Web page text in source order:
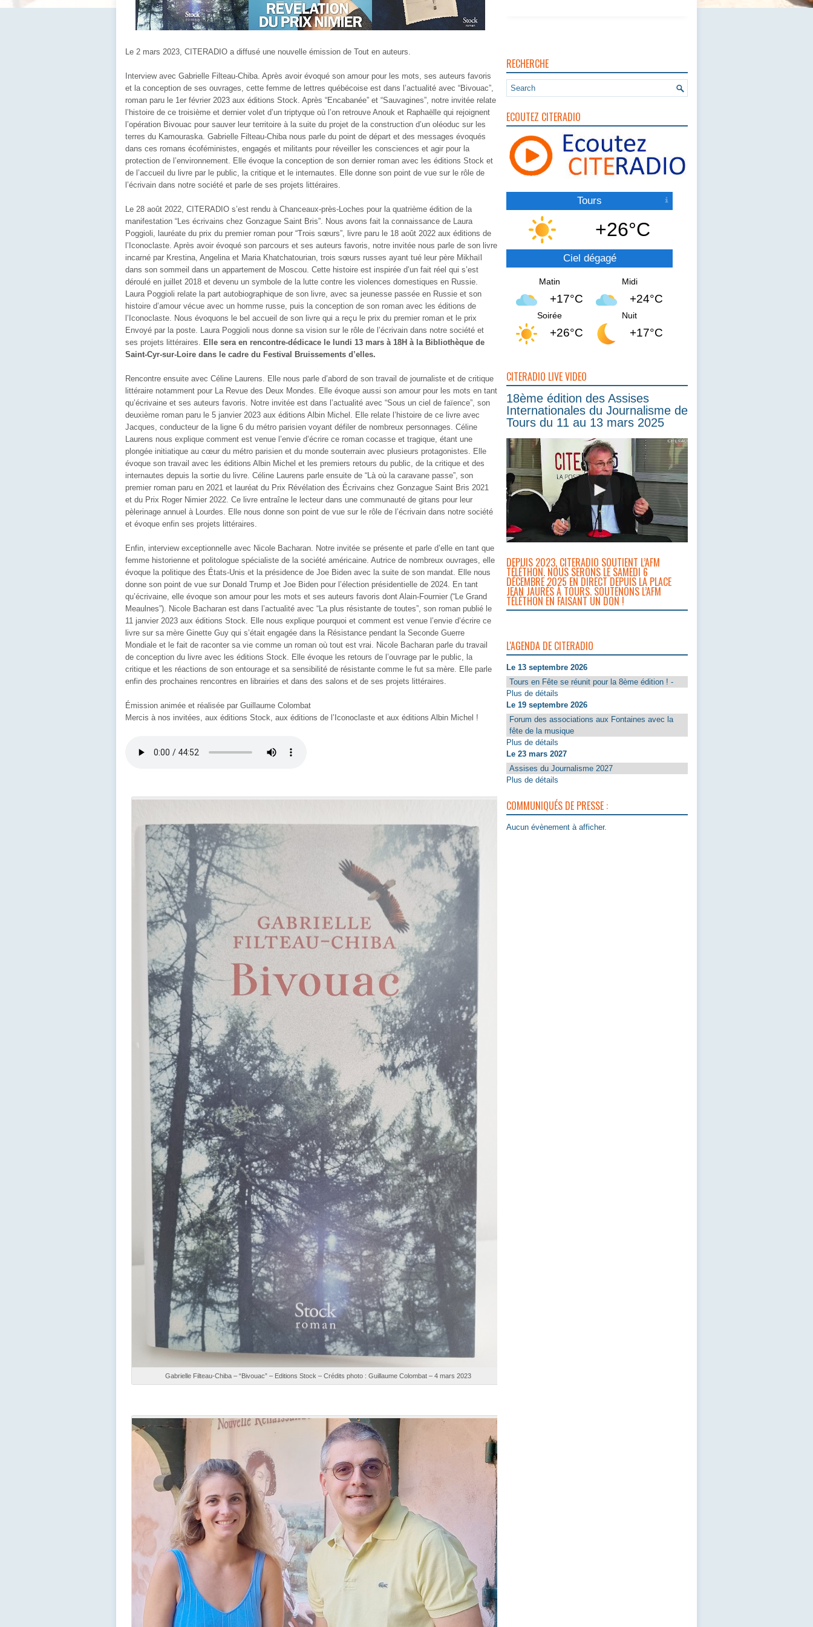
Le 2 mars 2023, CITERADIO a diffusé une nouvelle émission de Tout en auteurs.
Interview avec Gabrielle Filteau-Chiba. Après avoir évoqué son amour pour les mots, ses auteurs favoris
et la conception de ses ouvrages, cette femme de lettres québécoise est dans l’actualité avec “Bivouac”,
roman paru le 1er février 2023 aux éditions Stock. Après “Encabanée” et “Sauvagines”, notre invitée relate
l’histoire de ce troisième et dernier volet d’un triptyque où l’on retrouve Anouk et Raphaëlle qui rejoignent
l’opération Bivouac pour sauver leur territoire à la suite du projet de la construction d’un oléoduc sur les
terres du Kamouraska. Gabrielle Filteau-Chiba nous parle du point de départ et des messages évoqués
dans ces romans écoféministes, engagés et militants pour réveiller les consciences et agir pour la
protection de l’environnement. Elle évoque la conception de son dernier roman avec les éditions Stock et
de l’accueil du livre par le public, la critique et le internautes. Elle donne son point de vue sur le rôle de
l’écrivain dans notre société et parle de ses projets littéraires.
Le 28 août 2022, CITERADIO s’est rendu à Chanceaux-près-Loches pour la quatrième édition de la
manifestation “Les écrivains chez Gonzague Saint Bris”. Nous avons fait la connaissance de Laura
Poggioli, lauréate du prix du premier roman pour “Trois sœurs”, livre paru le 18 août 2022 aux éditions de
l’Iconoclaste. Après avoir évoqué son parcours et ses auteurs favoris, notre invitée nous parle de son livre
incarné par Krestina, Angelina et Maria Khatchatourian, trois sœurs russes ayant tué leur père Mikhaïl
dans son sommeil dans un appartement de Moscou. Cette histoire est inspirée d’un fait réel qui s’est
déroulé en juillet 2018 et devenu un symbole de la lutte contre les violences domestiques en Russie.
Laura Poggioli relate la part autobiographique de son livre, avec sa jeunesse passée en Russie et son
histoire d’amour vécue avec un homme russe, puis la conception de son roman avec les éditions de
l’Iconoclaste. Nous évoquons le bel accueil de son livre qui a reçu le prix du premier roman et le prix
Envoyé par la poste. Laura Poggioli nous donne sa vision sur le rôle de l’écrivain dans notre société et
ses projets littéraires. Elle sera en rencontre-dédicace le lundi 13 mars à 18H à la Bibliothèque de
Saint-Cyr-sur-Loire dans le cadre du Festival Bruissements d’elles.
Rencontre ensuite avec Céline Laurens. Elle nous parle d’abord de son travail de journaliste et de critique
littéraire notamment pour La Revue des Deux Mondes. Elle évoque aussi son amour pour les mots en tant
qu’écrivaine et ses auteurs favoris. Notre invitée est dans l’actualité avec “Sous un ciel de faïence”, son
deuxième roman paru le 5 janvier 2023 aux éditions Albin Michel. Elle relate l’histoire de ce livre avec
Jacques, conducteur de la ligne 6 du métro parisien voyant défiler de nombreux personnages. Céline
Laurens nous explique comment est venue l’envie d’écrire ce roman cocasse et tragique, étant une
plongée initiatique au cœur du métro parisien et du monde souterrain avec plusieurs protagonistes. Elle
évoque son travail avec les éditions Albin Michel et les premiers retours du public, de la critique et des
internautes depuis la sortie du livre. Céline Laurens parle ensuite de “Là où la caravane passe”, son
premier roman paru en 2021 et lauréat du Prix Révélation des Écrivains chez Gonzague Saint Bris 2021
et du Prix Roger Nimier 2022. Ce livre entraîne le lecteur dans une communauté de gitans pour leur
pèlerinage annuel à Lourdes. Elle nous donne son point de vue sur le rôle de l’écrivain dans notre société
et évoque enfin ses projets littéraires.
Enfin, interview exceptionnelle avec Nicole Bacharan. Notre invitée se présente et parle d’elle en tant que
femme historienne et politologue spécialiste de la société américaine. Autrice de nombreux ouvrages, elle
évoque la politique des États-Unis et la présidence de Joe Biden avec la suite de son mandat. Elle nous
donne son point de vue sur Donald Trump et Joe Biden pour l’élection présidentielle de 2024. En tant
qu’écrivaine, elle évoque son amour pour les mots et ses auteurs favoris dont Alain-Fournier (“Le Grand
Meaulnes”). Nicole Bacharan est dans l’actualité avec “La plus résistante de toutes”, son roman publié le
11 janvier 2023 aux éditions Stock. Elle nous explique pourquoi et comment est venue l’envie d’écrire ce
livre sur sa mère Ginette Guy qui s’était engagée dans la Résistance pendant la Seconde Guerre
Mondiale et le fait de raconter sa vie comme un roman où tout est vrai. Nicole Bacharan parle du travail
de conception du livre avec les éditions Stock. Elle évoque les retours de l’ouvrage par le public, la
critique et les réactions de son entourage et sa sensibilité de résistante comme le fut sa mère. Elle parle
enfin des prochaines rencontres en librairies et dans des salons et de ses projets littéraires.
Émission animée et réalisée par Guillaume Colombat
Mercis à nos invitées, aux éditions Stock, aux éditions de l’Iconoclaste et aux éditions Albin Michel !
Gabrielle Filteau-Chiba – “Bivouac” – Editions Stock – Crédits photo : Guillaume Colombat – 4 mars 2023
RECHERCHE
ECOUTEZ CITERADIO
Tours
+26°C
Ciel dégagé
Matin
+17°C
Midi
+24°C
Soirée
+26°C
Nuit
+17°C
CITERADIO LIVE VIDEO
18ème édition des Assises
Internationales du Journalisme de
Tours du 11 au 13 mars 2025
DEPUIS 2023, CITERADIO SOUTIENT L’AFM
TÉLÉTHON. NOUS SERONS LE SAMEDI 6
DÉCEMBRE 2025 EN DIRECT DEPUIS LA PLACE
JEAN JAURÈS À TOURS. SOUTENONS L’AFM
TÉLÉTHON EN FAISANT UN DON !
L'AGENDA DE CITERADIO
Le 13 septembre 2026
Tours en Fête se réunit pour la 8ème édition ! -
Plus de détails
Le 19 septembre 2026
Forum des associations aux Fontaines avec la
fête de la musique
Plus de détails
Le 23 mars 2027
Assises du Journalisme 2027
Plus de détails
COMMUNIQUÉS DE PRESSE :
Aucun évènement à afficher.